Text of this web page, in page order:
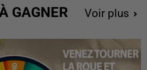
GAGNER Voir plus